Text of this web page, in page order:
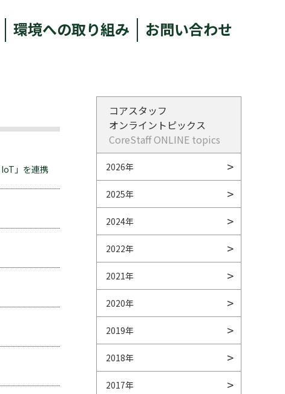
環境への取り組み お問い合わせ
」を連携
コアスタッフ
オンライントピックス
CoreStaff ONLINE topics
2026年
2025年
2024年
2022年
2021年
2020年
2019年
2018年
2017年